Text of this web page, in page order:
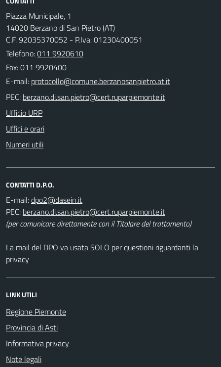
Piazza Municipale, 1
14020 Berzano di San Pietro (AT)
C.F. 92035370052 - P.Iva: 01230400051
Telefono:011 9920610
Fax: 011 9920400
E-mail:
PEC:
Ufficio URP
Uffici e orari
Numeri utili
CONTATTI D.P.O.
E-mail:
PEC:
(per comunicare direttamente con il Titolare del trattamento)
La mail del DPO va usata SOLO per questioni riguardanti la
privacy
LINK UTILI
Regione Piemonte
Provincia di Asti
Informativa privacy
Note legali